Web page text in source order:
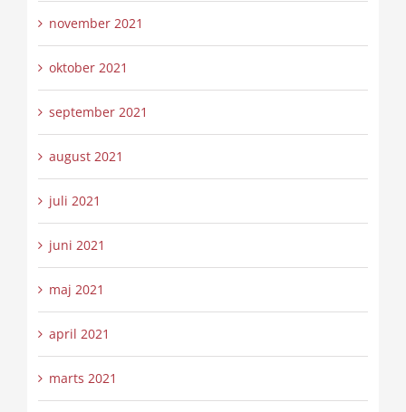
november 2021
oktober 2021
september 2021
august 2021
juli 2021
juni 2021
maj 2021
april 2021
marts 2021